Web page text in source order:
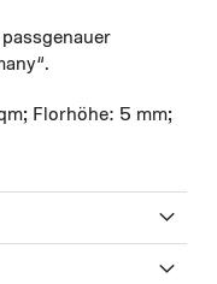
Florhöhe: 5 mm;